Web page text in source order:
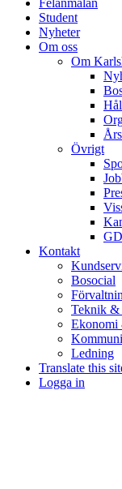
Felanmälan
Student
Nyheter
Om oss
Om
Övrigt
Kontakt
Bosocial
Teknik
Ekonomi
Ledning
Translate this
Logga in